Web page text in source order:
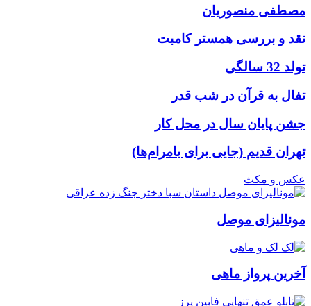
مصطفی منصوریان
نقد و بررسی همستر کامبت
تولد 32 سالگی
تفال به قرآن در شب قدر
جشن پایان سال در محل کار
تهران قدیم (جایی برای بامرام‌ها)
عکس و مکث
مونالیزای موصل
آخرین پرواز ماهی